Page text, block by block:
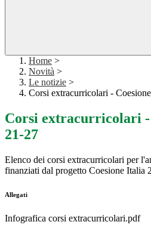
Home >
Novità >
Le notizie >
Corsi extracurricolari -
Corsi extracurricolari -
21-27
Elenco dei corsi extracurricolari per
finanziati dal progetto Coesione Italia
Allegati
Infografica corsi extracurricolari.pdf